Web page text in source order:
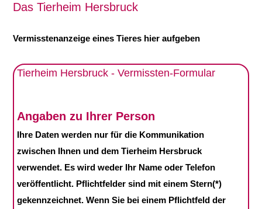
Das Tierheim Hersbruck
Vermisstenanzeige eines Tieres hier aufgeben
Tierheim Hersbruck - Vermissten-Formular
Angaben zu Ihrer Person
Ihre Daten werden nur für die Kommunikation
zwischen Ihnen und dem Tierheim Hersbruck
verwendet. Es wird weder Ihr Name oder Telefon
veröffentlicht. Pflichtfelder sind mit einem Stern(*)
gekennzeichnet. Wenn Sie bei einem Pflichtfeld der